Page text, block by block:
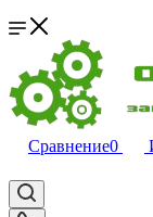
Сравнение0